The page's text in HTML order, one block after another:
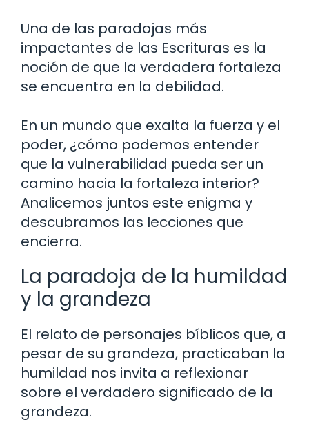
Una de las paradojas más
impactantes de las Escrituras es la
noción de que la verdadera fortaleza
se encuentra en la debilidad.
En un mundo que exalta la fuerza y el
poder, ¿cómo podemos entender
que la vulnerabilidad pueda ser un
camino hacia la fortaleza interior?
Analicemos juntos este enigma y
descubramos las lecciones que
encierra.
La paradoja de la humildad
y la grandeza
El relato de personajes bíblicos que, a
pesar de su grandeza, practicaban la
humildad nos invita a reflexionar
sobre el verdadero significado de la
grandeza.